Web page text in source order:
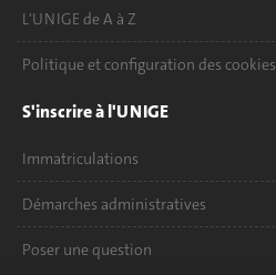
L'UNIGE de A à Z
Politique et configuration des cookies
S'inscrire à l'UNIGE
Immatriculations
Démarches administratives
Poser une question